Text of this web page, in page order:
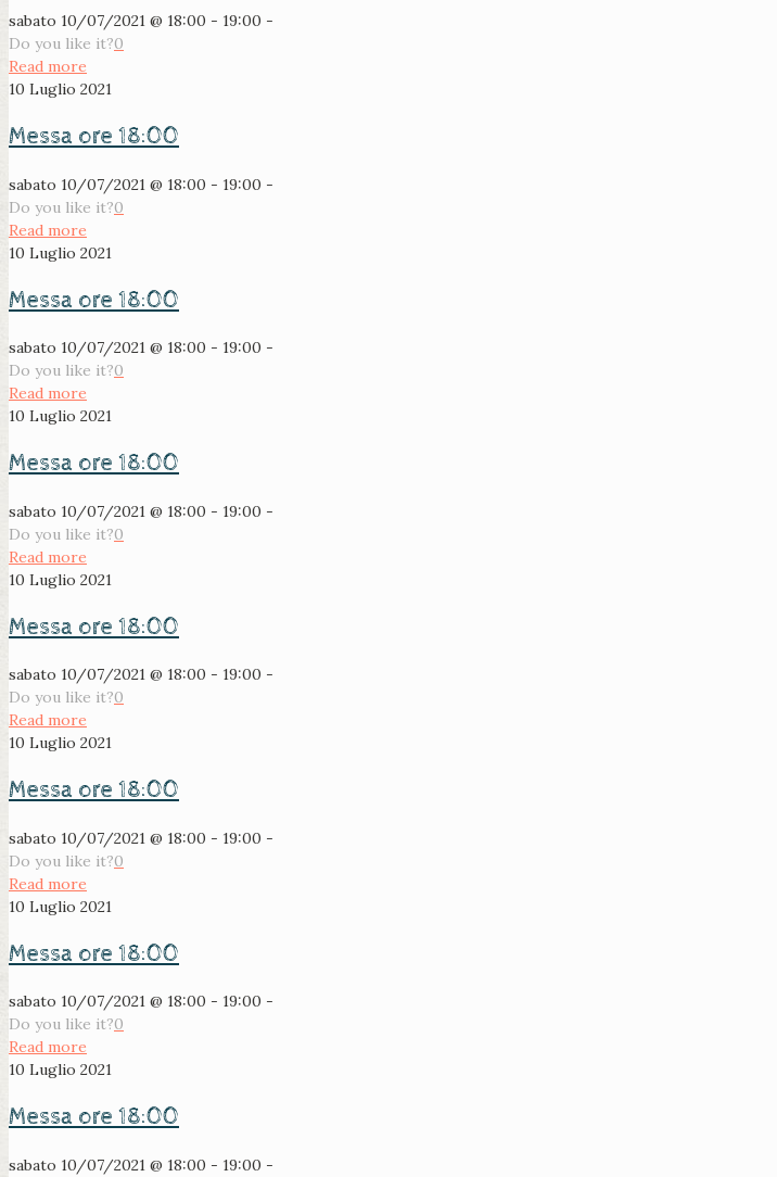
sabato 10/07/2021 @ 18:00 - 19:00 -
Do you like it?0
Read more
10 Luglio 2021
Messa ore 18:00
sabato 10/07/2021 @ 18:00 - 19:00 -
Do you like it?0
Read more
10 Luglio 2021
Messa ore 18:00
sabato 10/07/2021 @ 18:00 - 19:00 -
Do you like it?0
Read more
10 Luglio 2021
Messa ore 18:00
sabato 10/07/2021 @ 18:00 - 19:00 -
Do you like it?0
Read more
10 Luglio 2021
Messa ore 18:00
sabato 10/07/2021 @ 18:00 - 19:00 -
Do you like it?0
Read more
10 Luglio 2021
Messa ore 18:00
sabato 10/07/2021 @ 18:00 - 19:00 -
Do you like it?0
Read more
10 Luglio 2021
Messa ore 18:00
sabato 10/07/2021 @ 18:00 - 19:00 -
Do you like it?0
Read more
10 Luglio 2021
Messa ore 18:00
sabato 10/07/2021 @ 18:00 - 19:00 -